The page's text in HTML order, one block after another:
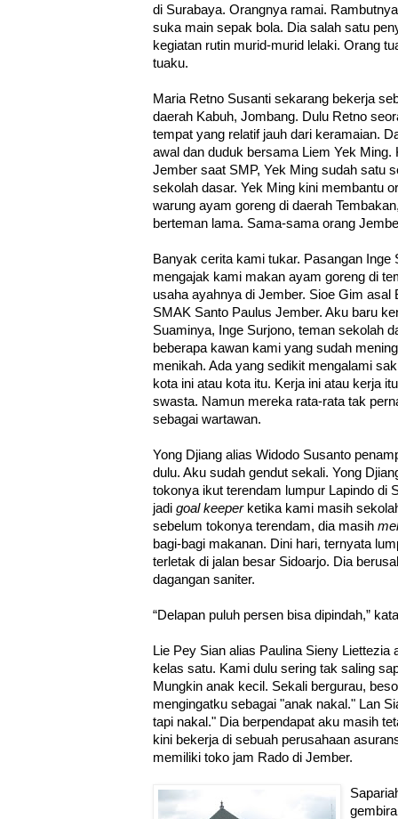
di Surabaya. Orangnya ramai.
suka main sepak bola. Dia salah satu
kegiatan rutin murid-murid lelaki. Orang
tuaku.
Maria Retno Susanti sekarang bekerja
daerah Kabuh, Jombang. Dulu Retno
tempat yang relatif jauh dari keramaian.
awal dan duduk bersama Liem Yek Ming.
Jember saat SMP, Yek Ming sudah satu
sekolah dasar. Yek Ming kini membantu
warung ayam goreng di daerah
berteman lama. Sama-sama orang
Banyak cerita kami tukar. Pasangan Inge
mengajak kami makan ayam goreng di
usaha ayahnya di Jember. Sioe Gim asal
SMAK Santo Paulus Jember. Aku baru
Suaminya, Inge Surjono, teman sekolah
beberapa kawan kami yang sudah
menikah. Ada yang sedikit mengalami
kota ini atau kota itu. Kerja ini atau kerja
swasta. Namun mereka rata-rata tak
sebagai wartawan.
Yong Djiang alias Widodo Susanto
dulu. Aku sudah gendut sekali. Yong
tokonya ikut terendam lumpur Lapindo di
jadi goal keeperketika kami masih
sebelum tokonya terendam, dia masih
bagi-bagi makanan. Dini hari, ternyata
terletak di jalan besar Sidoarjo. Dia
dagangan saniter.
“Delapan puluh persen bisa dipindah,”
Lie Pey Sian alias Paulina Sieny
kelas satu. Kami dulu sering tak saling
Mungkin anak kecil. Sekali bergurau,
mengingatku sebagai "anak nakal." Lan
tapi nakal." Dia berpendapat aku masih
kini bekerja di sebuah perusahaan
memiliki toko jam Rado di Jember.